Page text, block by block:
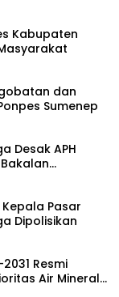
Kabupaten
dan
Sumenep
Desak APH
Pasar
Dipolisikan
Resmi
Air Mineral